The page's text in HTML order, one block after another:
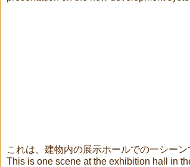
これは、建物内の展示ホールでの一シー
This is one scene at the exhibition hall in